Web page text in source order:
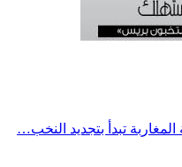
تبدأ بتجديد النخب…